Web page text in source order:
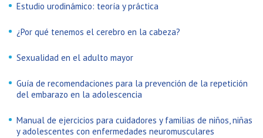
Estudio urodinámico: teoría y práctica
¿Por qué tenemos el cerebro en la cabeza?
Sexualidad en el adulto mayor
Guía de recomendaciones para la prevención de la repetición
del embarazo en la adolescencia
Manual de ejercicios para cuidadores y familias de niños, niñas
y adolescentes con enfermedades neuromusculares